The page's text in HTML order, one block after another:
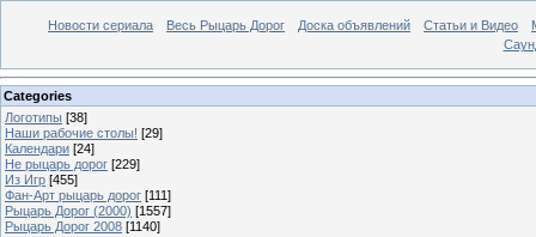
Новости сериала Весь Рыцарь Дорог Доска объявлений Статьи и Видео
Categories
Логотипы [38]
Наши рабочие столы! [29]
Календари [24]
Не рыцарь дорог [229]
Из Игр [455]
Фан-Арт рыцарь дорог [111]
Рыцарь Дорог (2000) [1557]
Рыцарь Дорог 2008 [1140]